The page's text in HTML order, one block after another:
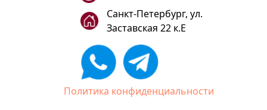
Санкт-Петербург, ул.
Заставская 22 к.Е
Политика конфиденциальности